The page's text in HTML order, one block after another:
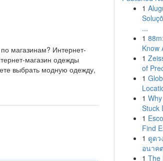
магазинам? Интернет-
магазин одежды
выбрать модную одежду,
1
...
1
Know
1
of
1
1
Stuck
1
Find
1 ดูดว
อนาค
1 The